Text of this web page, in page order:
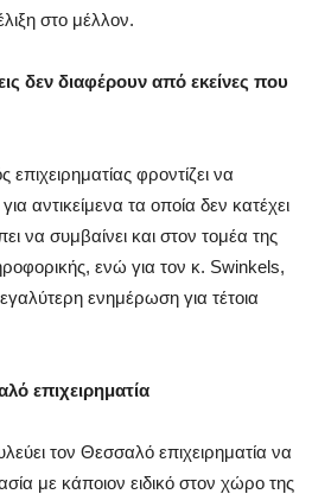
στο μέλλον.
δεν διαφέρουν από εκείνες που
φροντίζει να
αντικείμενα τα οποία δεν κατέχει
να συμβαίνει και στον τομέα της
ενώ για τον κ. Swinkels,
ενημέρωση για τέτοια
επιχειρηματία
τον Θεσσαλό επιχειρηματία να
με κάποιον ειδικό στον χώρο της